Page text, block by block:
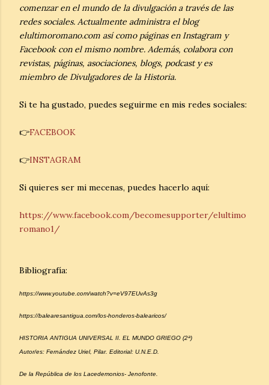
comenzar en el mundo de la divulgación a través de las
redes sociales. Actualmente administra el blog
elultimoromano.com así como páginas en Instagram y
Facebook con el mismo nombre. Además, colabora con
revistas, páginas, asociaciones, blogs, podcast y es
miembro de Divulgadores de la Historia.
Si te ha gustado, puedes seguirme en mis redes sociales:
👉FACEBOOK
👉INSTAGRAM
Si quieres ser mi mecenas, puedes hacerlo aquí:
https://www.facebook.com/becomesupporter/elultimo
romano1/
Bibliografía:
https://www.youtube.com/watch?v=eV97EUvAs3g
https://balearesantigua.com/los-honderos-balearicos/
HISTORIA ANTIGUA UNIVERSAL II. EL MUNDO GRIEGO (2ª)
Autor/es: Fernández Uriel, Pilar. Editorial: U.N.E.D.
De la República de los Lacedemonios- Jenofonte.